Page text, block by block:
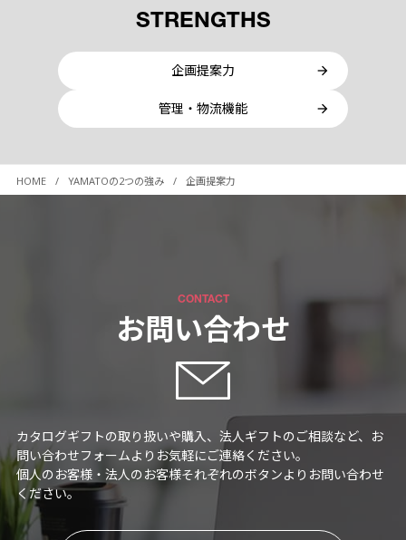
STRENGTHS
企画提案力
管理・物流機能
HOME YAMATOの2つの強み 企画提案力
CONTACT
お問い合わせ
カタログギフトの取り扱いや購入、法人ギフトのご相談など、お
問い合わせフォームよりお気軽にご連絡ください。
個人のお客様・法人のお客様それぞれのボタンよりお問い合わせ
ください。